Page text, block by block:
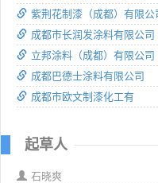
紫荆花制漆（成都）有限公
成都市长润发涂料有限公司
立邦涂料（成都）有限公司
成都巴德士涂料有限公司
成都市欧文制漆化工有
起草人
石晓爽